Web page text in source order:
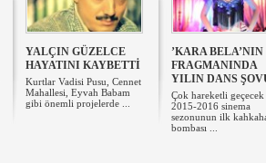
YALÇIN GÜZELCE
HAYATINI KAYBETTİ
Kurtlar Vadisi Pusu, Cennet
Mahallesi, Eyvah Babam
gibi önemli projelerde ...
’KARA BELA’NIN
FRAGMANINDA
YILIN DANS
Çok hareketli
2015-2016 sinema
sezonunun ilk
bombası ...